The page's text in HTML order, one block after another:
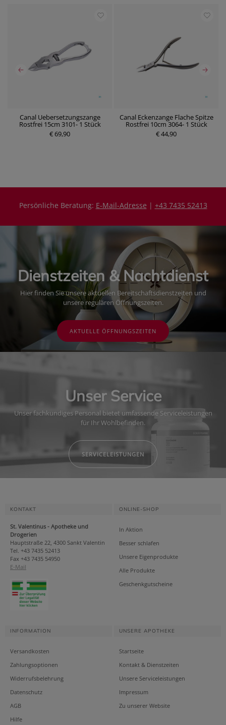
Canal Uebersetzungszange
Rostfrei 15cm 3101- 1 Stück
€ 69,90
Canal Eckenzange Flache Spitze
Rostfrei 10cm 3064- 1 Stück
€ 44,90
Persönliche Beratung: E-Mail-Adresse | +43 7435 52413
Dienstzeiten & Nachtdienst
Hier finden Sie unsere aktuellen Bereitschaftsdienstzeiten und
unsere regulären Öffnungszeiten.
AKTUELLE ÖFFNUNGSZEITEN
Unser Service
Unser fachkundiges Personal bietet umfassende Serviceleistungen
für Ihr Wohlbefinden.
SERVICELEISTUNGEN
KONTAKT
St. Valentinus - Apotheke und
Drogerien
Hauptstraße 22, 4300 Sankt Valentin
Tel. +43 7435 52413
Fax +43 7435 54950
E-Mail
ONLINE-SHOP
In Aktion
Besser schlafen
Unsere Eigenprodukte
Alle Produkte
Geschenkgutscheine
INFORMATION
Versandkosten
Zahlungsoptionen
Widerrufsbelehrung
Datenschutz
AGB
Hilfe
UNSERE APOTHEKE
Startseite
Kontakt & Dienstzeiten
Unsere Serviceleistungen
Impressum
Zu unserer Website